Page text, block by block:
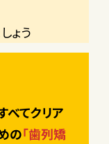
ょう
べてクリア
の「歯列矯